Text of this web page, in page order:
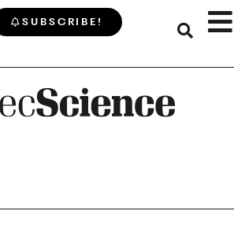
SUBSCRIBE!